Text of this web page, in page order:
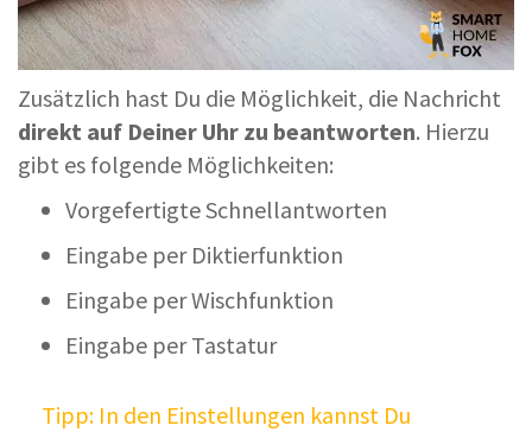
Zusätzlich hast Du die Möglichkeit, die Nachricht
direkt auf Deiner Uhr zu beantworten. Hierzu
gibt es folgende Möglichkeiten:
Vorgefertigte Schnellantworten
Eingabe per Diktierfunktion
Eingabe per Wischfunktion
Eingabe per Tastatur
Tipp: In den Einstellungen kannst Du